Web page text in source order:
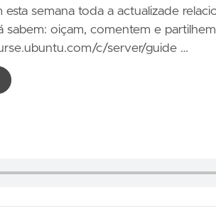
esta semana toda a actualizade
sabem: oiçam, comentem e
c/server/guide …